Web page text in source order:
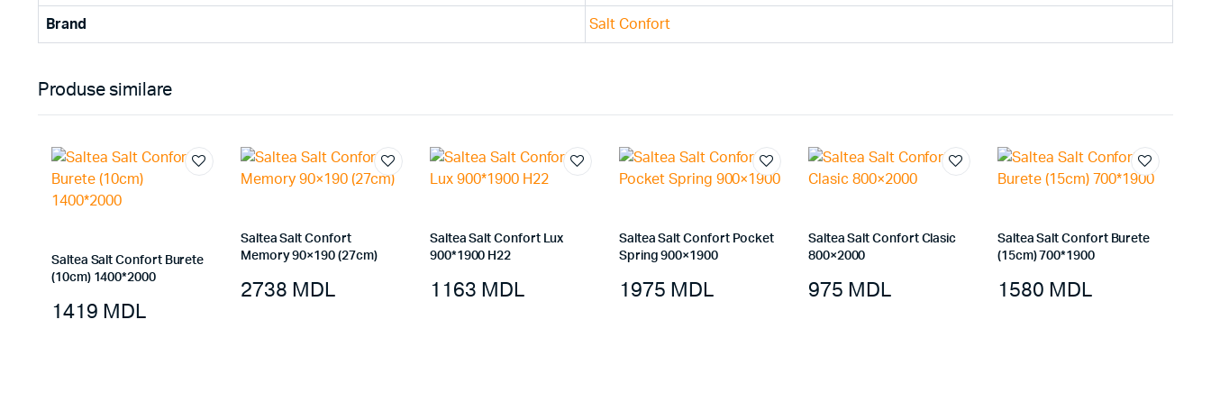
Brand Salt Confort
Produse similare
Saltea Salt Confort Burete
(10cm) 1400*2000
1419 MDL
Saltea Salt Confort
Memory 90×190 (27cm)
2738 MDL
Saltea Salt Confort Lux
900*1900 H22
1163 MDL
Saltea Salt Confort Pocket
Spring 900×1900
1975 MDL
Saltea Salt Confort Clasic
800×2000
975 MDL
Saltea Salt Confort Burete
(15cm) 700*1900
1580 MDL